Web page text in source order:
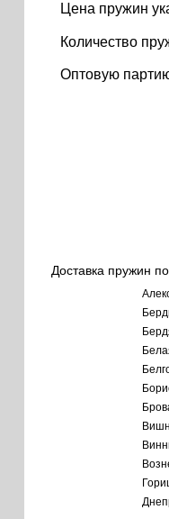
Цена пружин
Количество
Оптовую
Доставка пружин